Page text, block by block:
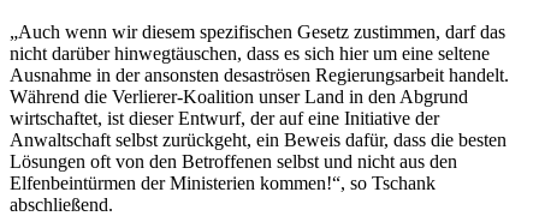
„Auch wenn wir diesem spezifischen Gesetz zustimmen, darf das
nicht darüber hinwegtäuschen, dass es sich hier um eine seltene
Ausnahme in der ansonsten desaströsen Regierungsarbeit handelt.
Während die Verlierer-Koalition unser Land in den Abgrund
wirtschaftet, ist dieser Entwurf, der auf eine Initiative der
Anwaltschaft selbst zurückgeht, ein Beweis dafür, dass die besten
Lösungen oft von den Betroffenen selbst und nicht aus den
Elfenbeintürmen der Ministerien kommen!“, so Tschank
abschließend.